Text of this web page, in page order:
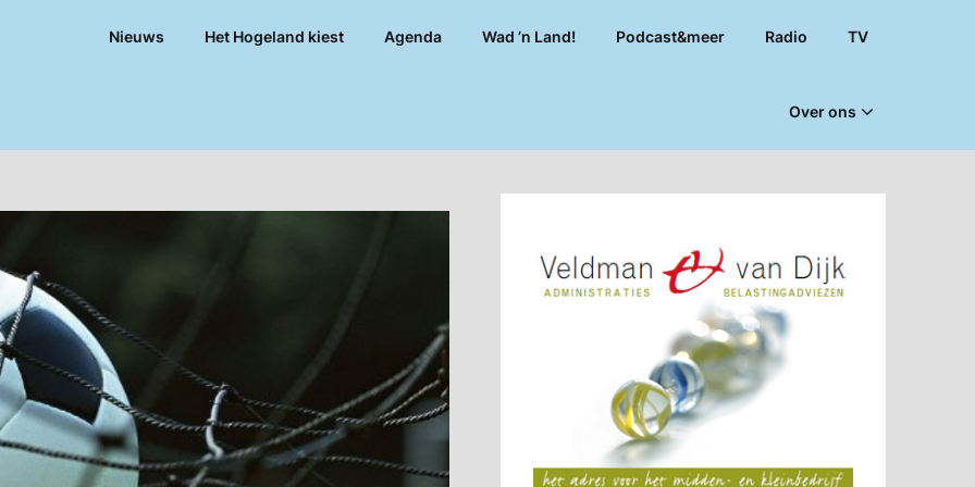
Nieuws Het Hogeland kiest Agenda Wad ’n Land! Podcast&meer Radio TV
Over ons